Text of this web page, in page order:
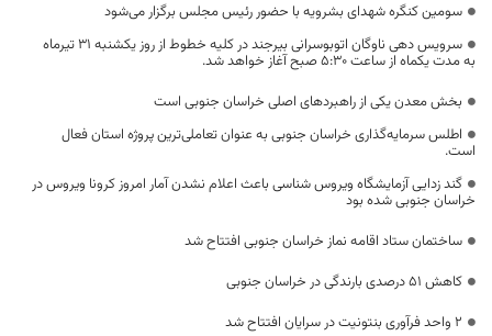
سومین کنگره شهدای بشرویه با حضور رئیس مجلس برگزار می‌شود
سرویس دهی ناوگان اتوبوسرانی بیرجند در کلیه خطوط از روز یکشنبه 31 تیرماه
به مدت یکماه از ساعت 5:30 صبح آغاز خواهد شد.
بخش معدن یکی از راهبردهای اصلی خراسان جنوبی است
اطلس سرمایه‌گذاری خراسان جنوبی به عنوان تعاملی‌ترین پروژه استان فعال
است.
گند زدایی آزمایشگاه ویروس شناسی باعث اعلام نشدن آمار امروز کرونا ویروس در
خراسان جنوبی شده بود
ساختمان ستاد اقامه نماز خراسان جنوبی افتتاح شد
کاهش ۵۱ درصدی بارندگی در خراسان جنوبی
۲ واحد فرآوری بنتونیت در سرایان افتتاح شد